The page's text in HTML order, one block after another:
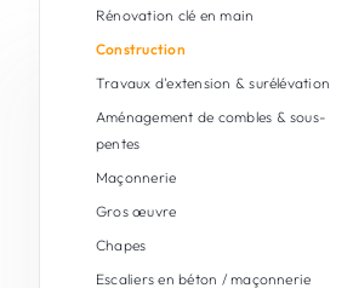
Rénovation clé en main
Construction
Travaux d'extension & surélévation
Aménagement de combles & sous-
pentes
Maçonnerie
Gros œuvre
Chapes
Escaliers en béton / maçonnerie